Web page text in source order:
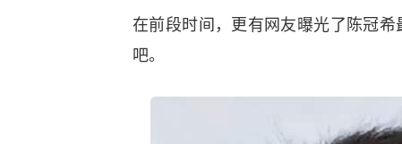
在前段时间，更有网友曝光了陈冠
吧。